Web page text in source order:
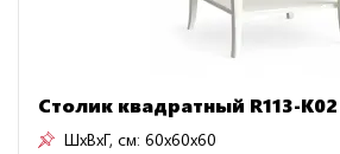
Столик квадратный R113-
ШxВxГ, см: 60x60x60